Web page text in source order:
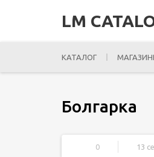
LM
КАТАЛОГ
Болгарка
0 13